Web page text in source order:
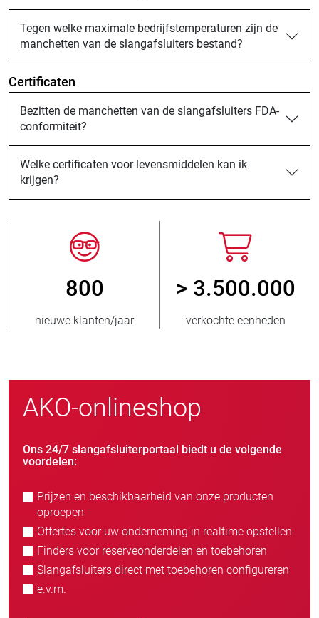
Tegen welke maximale bedrijfstemperaturen zijn de
manchetten van de slangafsluiters bestand?
Certificaten
Bezitten de manchetten van de slangafsluiters FDA-
conformiteit?
Welke certificaten voor levensmiddelen kan ik
krijgen?
800
nieuwe klanten/jaar
> 3.500.000
verkochte eenheden
AKO-onlineshop
Ons 24/7 slangafsluiterportaal biedt u de volgende
voordelen:
Prijzen en beschikbaarheid van onze producten
oproepen
Offertes voor uw onderneming in realtime opstellen
Finders voor reserveonderdelen en toebehoren
Slangafsluiters direct met toebehoren configureren
e.v.m.